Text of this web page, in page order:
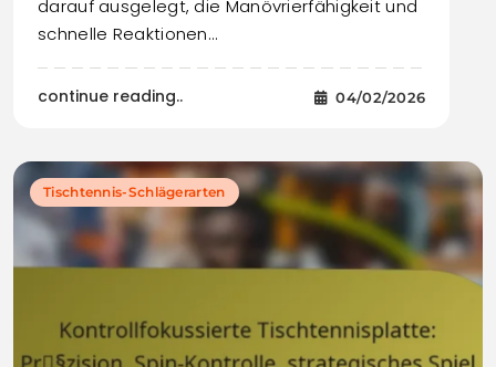
darauf ausgelegt, die Manövrierfähigkeit und
schnelle Reaktionen…
continue reading.. 04/02/2026
Tischtennis-Schlägerarten